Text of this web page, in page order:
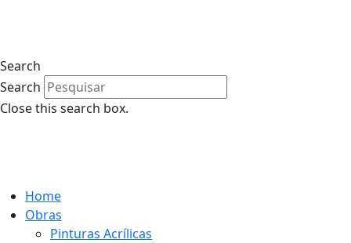
Search
Search
Close this search box.
Home
Obras
Pinturas Acrílicas